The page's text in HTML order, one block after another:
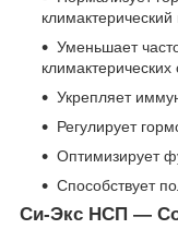
Уменьшает
Укрепляет
Регулирует
Оптимизирует
Способствует
Си-Экс НСП —